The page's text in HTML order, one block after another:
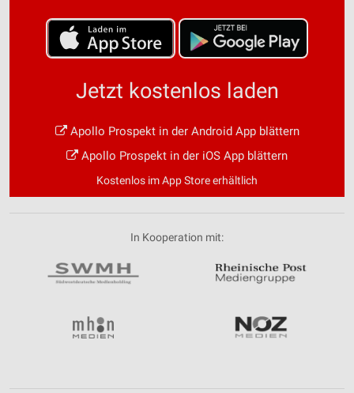
Jetzt kostenlos laden
Apollo Prospekt in der Android App blättern
Apollo Prospekt in der iOS App blättern
Kostenlos im App Store erhältlich
In Kooperation mit: